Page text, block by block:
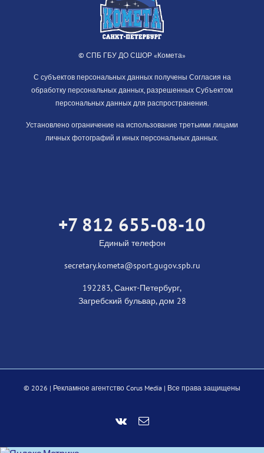
© СПБ ГБУ ДО СШОР «Комета»
С субъектов персональных данных получены Согласия на
обработку персональных данных, разрешенных Субъектом
персональных данных для распространения.
Установлено ограничение на использование третьими лицами
личных фотографий и иных персональных данных.
+7 812 655-08-10
Единый телефон
secretary.kometa@sport.gugov.spb.ru
192283, Санкт-Петербург,
Загребский бульвар, дом 28
© 2026 | Рекламное агентство Corus Media | Все права защищены
Vk Email